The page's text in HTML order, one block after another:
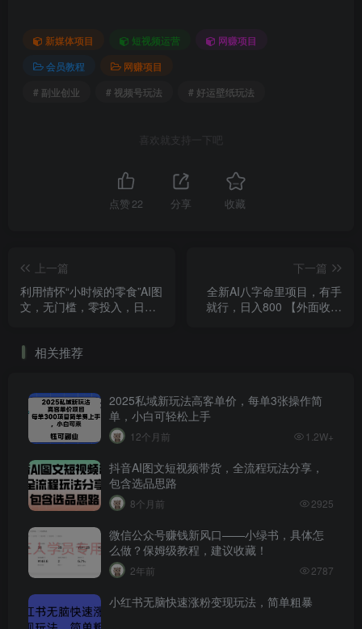
新媒体项目 短视频运营
网赚项目
会员教程
网赚项目
# 副业创业
# 视频号玩法 # 好运壁纸玩法
喜欢就支持一下吧
点赞22 分享 收藏
上一篇
利用情怀“小时候的零食”AI图
文，无门槛，零投入，日入
下一篇
全新AI八字命里项目，有手
就行，日入800 【外面收费
相关推荐
2025私域新玩法高客单价，每单3张操作简
单，小白可轻松上手
12个月前 1.2W+
抖音AI图文短视频带货，全流程玩法分享，
包含选品思路
8个月前 2925
微信公众号赚钱新风口——小绿书，具体怎
么做？保姆级教程，建议收藏！
2年前 2787
小红书无脑快速涨粉变现玩法，简单粗暴